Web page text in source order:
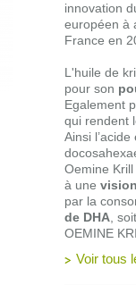
innovation
européen à
France en
L'huile de
pour son
Egalement
qui rendent
Ainsi
Oemine
à une
par la
de DHA ,
OEMINE
Voir tous